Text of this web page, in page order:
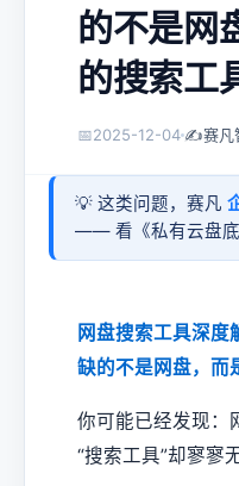
的不是网
的搜索工
📅2025-12-04 ✍️赛凡
💡 这类问题，赛凡
—— 看《私有云盘
网盘搜索工具深度
缺的不是网盘，而
你可能已经发现：
“搜索工具”却寥寥